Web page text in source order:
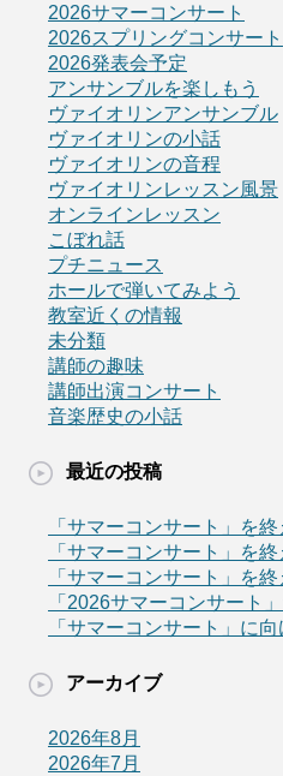
2026サマーコンサート
2026スプリングコンサート
2026発表会予定
アンサンブルを楽しもう
ヴァイオリンアンサンブル
ヴァイオリンの小話
ヴァイオリンの音程
ヴァイオリンレッスン風景
オンラインレッスン
こぼれ話
プチニュース
ホールで弾いてみよう
教室近くの情報
未分類
講師の趣味
講師出演コンサート
音楽歴史の小話
最近の投稿
「サマーコンサート」を
「サマーコンサート」を
「サマーコンサート」を
「2026サマーコンサート
「サマーコンサート」に
アーカイブ
2026年8月
2026年7月